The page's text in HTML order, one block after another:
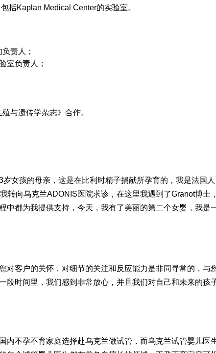
括Kaplan Medical Center的实验室。
责人；
室负责人；
与遗传学杂志》合作。
女孩的母亲，这是在比利时精子捐献所孕育的，我是法国
转向乌克兰ADONIS医院求诊，在这里我遇到了Granot博士
中都为我提供支持，今天，我有了美丽的第二个女婴，我是
对客户的关怀，对细节的关注和反应能力是非同寻常的，与
段时间里，我们感到非常放心，并且我们对自己和未来的孩
内不孕不育家庭选择赴乌克兰做试管，而乌克兰试管婴儿医